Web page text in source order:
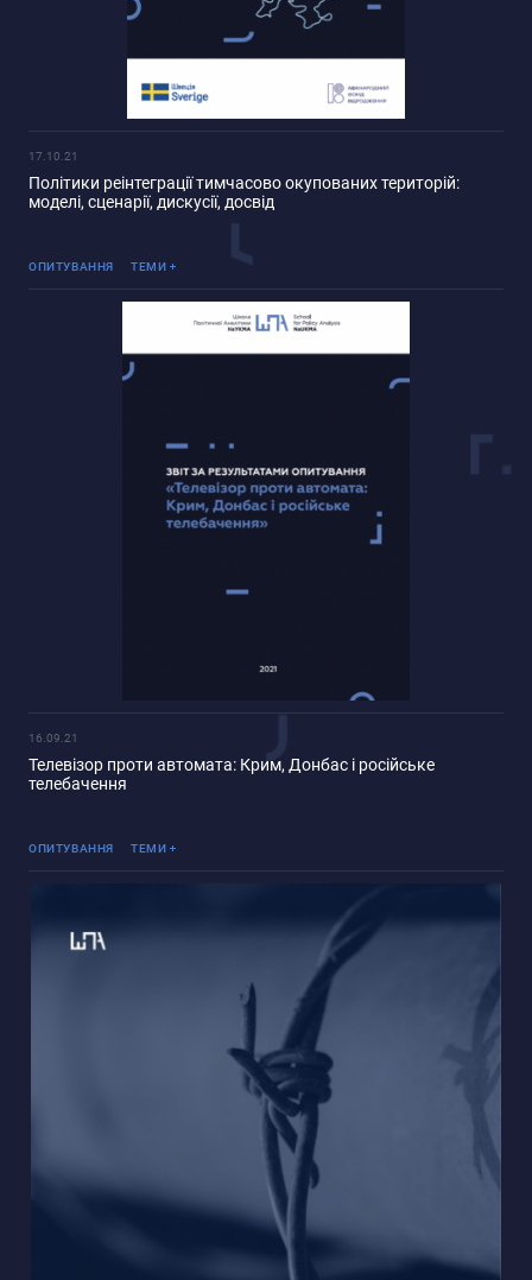
17.10.21
Політики реінтеграції тимчасово окупованих територій:
моделі, сценарії, дискусії, досвід
ОПИТУВАННЯ ТЕМИ
Реінтеграція ТОТ
16.09.21
Телевізор проти автомата: Крим, Донбас і російське
телебачення
ОПИТУВАННЯ ТЕМИ
Реінтеграція ТОТ